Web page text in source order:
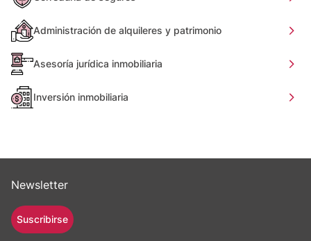
Administración de alquileres y patrimonio
Asesoría jurídica inmobiliaria
Inversión inmobiliaria
Newsletter
Suscribirse